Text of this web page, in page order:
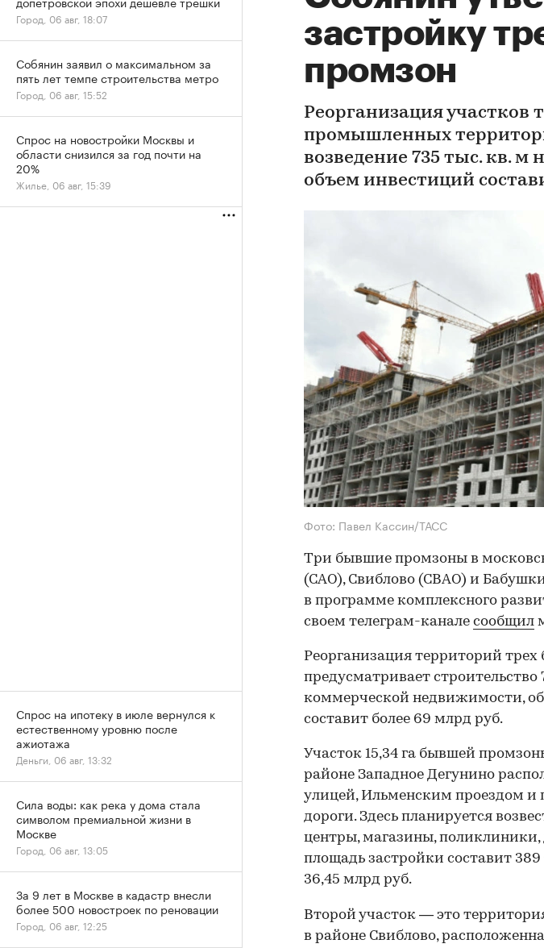
застройку
промзон
Реорганизация участков
промышленных
возведение 735 тыс. кв.
объем инвестиций
Фото: Павел Кассин/ТАСС
Три бывшие промзоны в
(САО), Свиблово (СВАО) и
в программе комплексного
своем телеграм-канале сообщил
Реорганизация территорий
предусматривает
коммерческой недвижимости,
составит более 69 млрд руб.
Участок 15,34 га бывшей
районе Западное Дегунино
улицей, Ильменским проездом и
дороги. Здесь планируется
центры, магазины,
площадь застройки составит
36,45 млрд руб.
Второй участок — это
в районе Свиблово,
Город, 06 авг, 18:07
Собянин заявил о максимальном за
пять лет темпе строительства метро
Город, 06 авг, 15:52
Спрос на новостройки Москвы и
области снизился за год почти на
20%
Жилье, 06 авг, 15:39
Спрос на ипотеку в июле вернулся к
естественному уровню после
ажиотажа
Деньги, 06 авг, 13:32
Сила воды: как река у дома стала
символом премиальной жизни в
Москве
Город, 06 авг, 13:05
За 9 лет в Москве в кадастр внесли
более 500 новостроек по реновации
Город, 06 авг, 12:25